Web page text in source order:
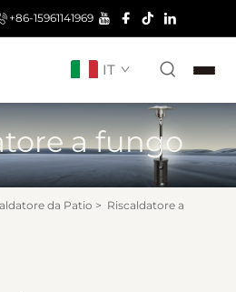
+86-15961141969
IT
a fungo
da Patio > Riscaldatore a